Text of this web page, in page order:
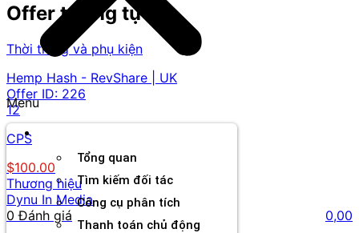
Menu
Tổng quan
Tìm kiếm đối tác
Công cụ phân tích
Thanh toán chủ động
Offer tương tự
Thời trang và phụ kiện
Hemp Hash - RevShare | UK
Offer ID: 226
12
CPS
$100.00
Thương hiệu
Dynu In Media
0 Đánh giá
0,00